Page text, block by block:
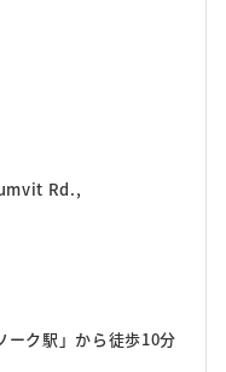
Rd.,
ーク駅」から徒歩10分